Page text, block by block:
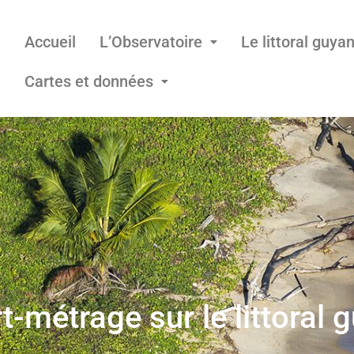
Accueil L’Observatoire Le littoral
Cartes et données
métrage sur le littoral